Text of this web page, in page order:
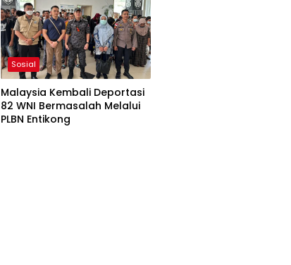
Sosial
Malaysia Kembali Deportasi
82 WNI Bermasalah Melalui
PLBN Entikong